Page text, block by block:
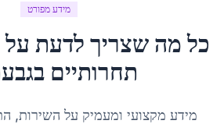
מידע מפורט
כל מה שצריך לדעת על
תחרותיים ב
מידע מקצועי ומעמיק על השירות,